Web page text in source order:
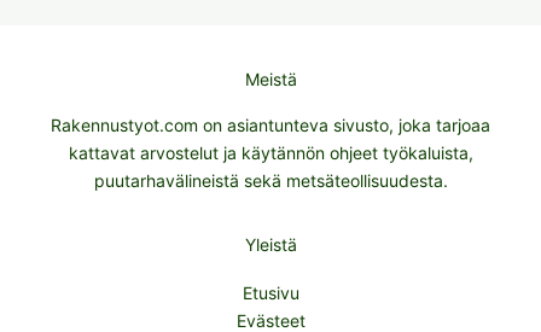
Meistä
Rakennustyot.com on asiantunteva sivusto, joka tarjoaa
kattavat arvostelut ja käytännön ohjeet työkaluista,
puutarhavälineistä sekä metsäteollisuudesta.
Yleistä
Etusivu
Evästeet